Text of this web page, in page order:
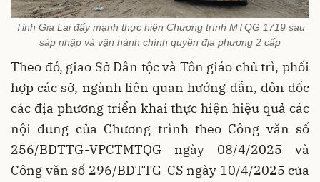
Tỉnh Gia Lai đẩy mạnh thực hiện Chương trình MTQG 1719 sau
sáp nhập và vận hành chính quyền địa phương 2 cấp
Theo đó, giao Sở Dân tộc và Tôn giáo chủ trì, phối
hợp các sở, ngành liên quan hướng dẫn, đôn đốc
các địa phương triển khai thực hiện hiệu quả các
nội dung của Chương trình theo Công văn số
256/BDTTG-VPCTMTQG ngày 08/4/2025 và
Công văn số 296/BDTTG-CS ngày 10/4/2025 của